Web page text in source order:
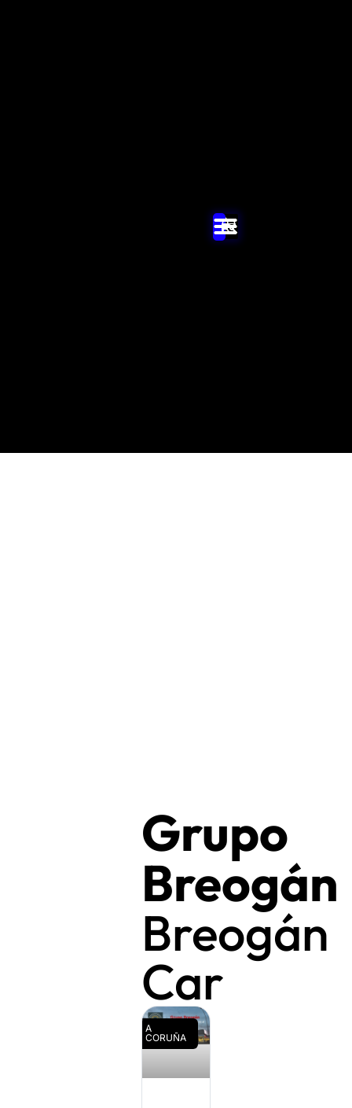
Grupo
Breogán
Breogán
Car
A
CORUÑA